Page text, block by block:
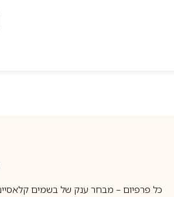
כל פרפיום – מבחר ענק של בשמים קלאסיים